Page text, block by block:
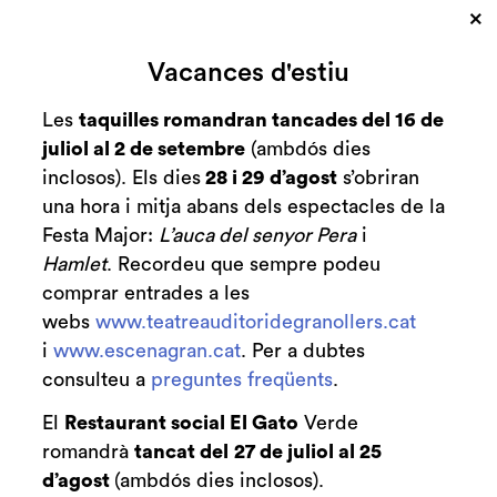
Presentació
'Carmina Burana'
A càrrec del director de la
Factoria Cultural de Terrassa,
Adrià Fornés
Finalitzat
2024/2025
Vacances d'estiu
Lestaquilles romandran tancades del 16 de
juliol al 2 de setembre (ambdós dies
inclosos). Els dies 28 i 29 d’agost s’obriran
una hora i mitja abans dels espectacles de la
Festa Major: L’auca del senyor Perai
Hamlet. Recordeu que sempre podeu
comprar entrades a les
webswww.teatreauditoridegranollers.cat
iwww.escenagran.cat. Per a dubtes
consulteu a preguntes freqüents.
El Restaurant social El Gato Verde
romandràtancat del 27 de juliol al 25
d’agost (ambdós dies inclosos).
×